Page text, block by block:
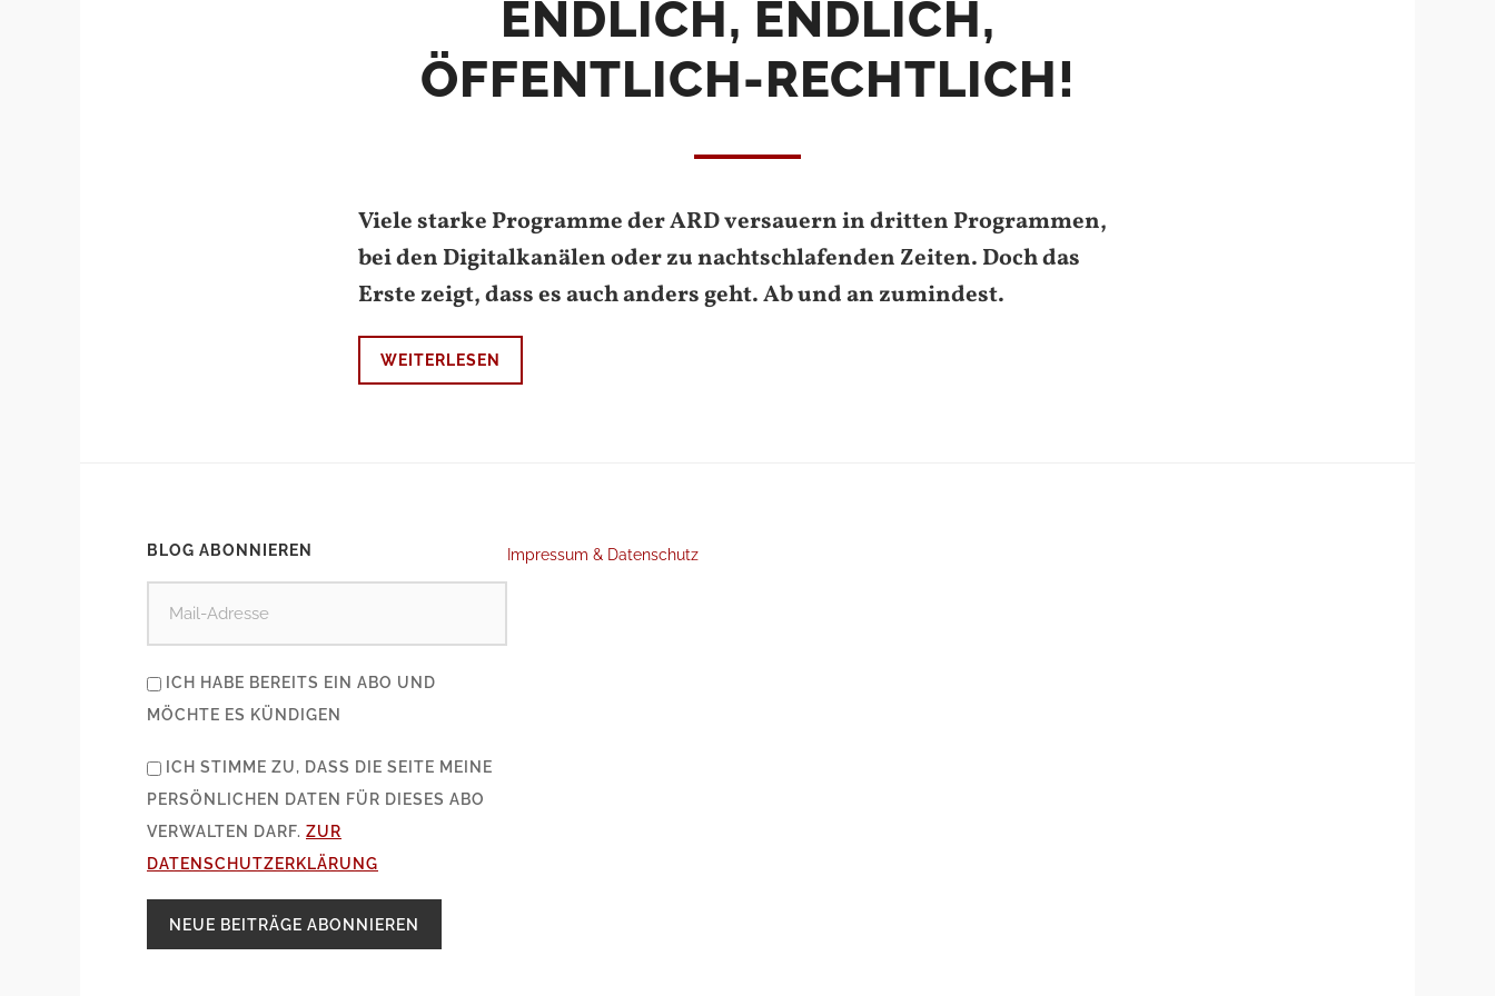
ENDLICH, ENDLICH,
ÖFFENTLICH-RECHTLICH!
Viele starke Programme der ARD versauern in dritten Programmen,
bei den Digitalkanälen oder zu nachtschlafenden Zeiten. Doch das
Erste zeigt, dass es auch anders geht. Ab und an zumindest.
WEITERLESEN
BLOG ABONNIEREN
ICH HABE BEREITS EIN ABO UND
MÖCHTE ES KÜNDIGEN
ICH STIMME ZU, DASS DIE SEITE MEINE
PERSÖNLICHEN DATEN FÜR DIESES ABO
VERWALTEN DARF. ZUR
DATENSCHUTZERKLÄRUNG
Impressum & Datenschutz